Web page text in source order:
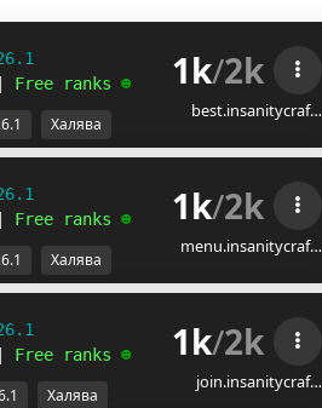
Free ranks ☻ 1k/2k
best.insanitycraf…
Халява
Free ranks ☻ 1k/2k
menu.insanitycraf…
Халява
Free ranks ☻ 1k/2k
join.insanitycraf…
Халява